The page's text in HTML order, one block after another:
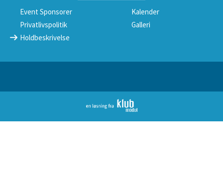
Event Sponsorer
Kalender
Privatlivspolitik
Galleri
Holdbeskrivelse